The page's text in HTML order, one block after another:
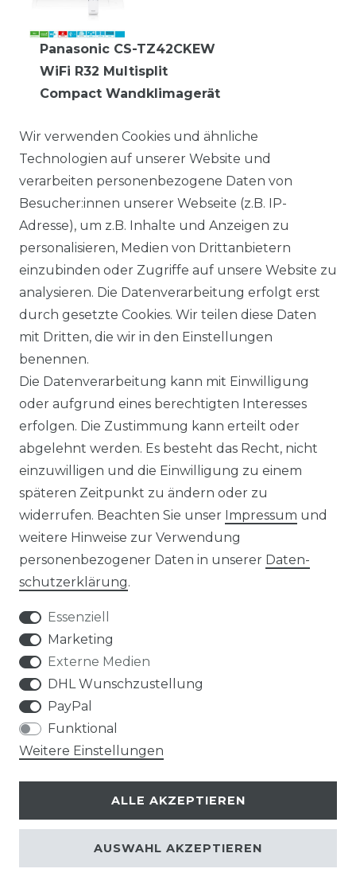
Panasonic CS-TZ42CKEW
WiFi R32 Multisplit
Compact Wandklimagerät
587,00 € *
*inkl. ges. MwSt. zzgl.Versandkosten
Panasonic CS-TZ71CKEW
WiFi R32 Multisplit
Compact Wandklimagerät
- 7,1 kW
967,00 € *
*inkl. ges. MwSt.zzgl.Versandkosten
Hisense ADT52UX4
Multisplit Turbo Inverter
Kanalklimagerät, R32 - 5
kW
619,00 € *
*inkl. ges. MwSt.zzgl.Versandkosten
Wir verwenden Cookies und ähnliche
Technologien auf unserer Website und
verarbeiten personenbezogene Daten von
Besucher:innen unserer Webseite (z.B. IP-
Adresse), um z.B. Inhalte und Anzeigen zu
personalisieren, Medien von Drittanbietern
einzubinden oder Zugriffe auf unsere Website zu
analysieren. Die Datenverarbeitung erfolgt erst
durch gesetzte Cookies. Wir teilen diese Daten
mit Dritten, die wir in den Einstellungen
benennen.
Die Datenverarbeitung kann mit Einwilligung
oder aufgrund eines berechtigten Interesses
erfolgen. Die Zustimmung kann erteilt oder
abgelehnt werden. Es besteht das Recht, nicht
einzuwilligen und die Einwilligung zu einem
späteren Zeitpunkt zu ändern oder zu
widerrufen. Beachten Sie unser Impressum und
weitere Hinweise zur Verwendung
personenbezogener Daten in unserer Daten­
schutz­erklärung.
Essenziell
Marketing
Externe Medien
DHL Wunschzustellung
PayPal
Funktional
Weitere Einstellungen
ALLE AKZEPTIEREN
AUSWAHL AKZEPTIEREN